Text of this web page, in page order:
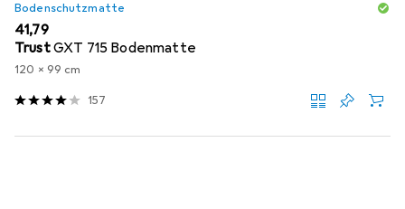
Bodenschutzmatte
EUR
41,79
TrustGXT 715 Bodenmatte
120 x 99 cm
157